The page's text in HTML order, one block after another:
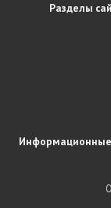
Разделы
Информационные